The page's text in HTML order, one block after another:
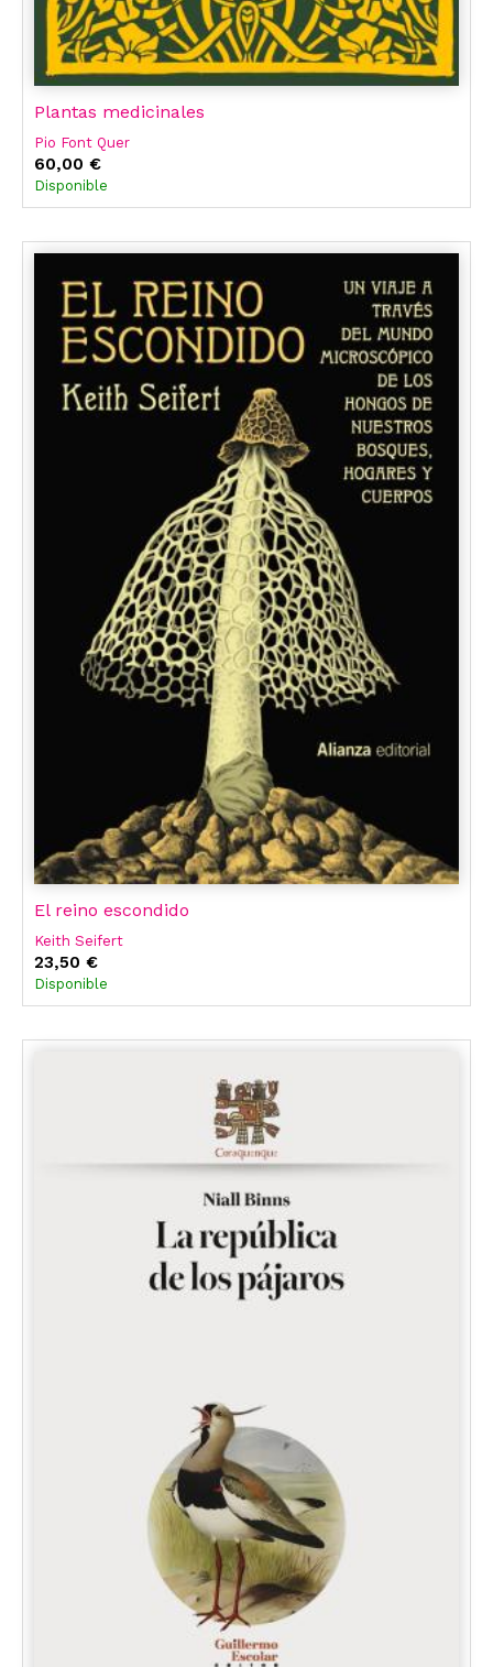
Plantas medicinales
Pio Font Quer
60,00 €
Disponible
El reino escondido
Keith Seifert
23,50 €
Disponible